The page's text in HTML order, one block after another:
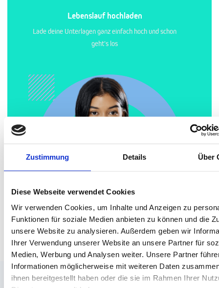
Zustimmung Details Über
Diese Webseite verwendet Cookies
Wir verwenden Cookies, um Inhalte und Anzeigen zu
Funktionen für soziale Medien anbieten zu können und die
unsere Website zu analysieren. Außerdem geben wir
Ihrer Verwendung unserer Website an unsere Partner für
Medien, Werbung und Analysen weiter. Unsere Partner
Informationen möglicherweise mit weiteren Daten
ihnen bereitgestellt haben oder die sie im Rahmen Ihrer
Lebenslauf hochladen
Lade deine Unterlagen ganz einfach hoch und schon
geht's los